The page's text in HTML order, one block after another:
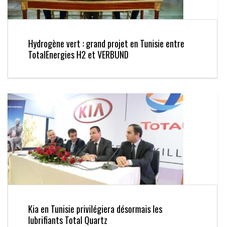
Hydrogène vert : grand projet en Tunisie entre
TotalEnergies H2 et VERBUND
Kia en Tunisie privilégiera désormais les
lubrifiants Total Quartz